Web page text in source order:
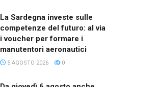
La Sardegna investe sulle
competenze del futuro: al via
i voucher per formare i
manutentori aeronautici
5 AGOSTO 2026 0